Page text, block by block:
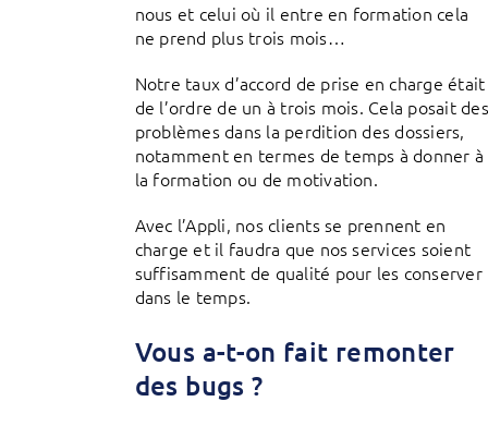
nous et celui où il entre en formation cela
ne prend plus trois mois…
Notre taux d’accord de prise en charge était
de l’ordre de un à trois mois. Cela posait des
problèmes dans la perdition des dossiers,
notamment en termes de temps à donner à
la formation ou de motivation.
Avec l’Appli, nos clients se prennent en
charge et il faudra que nos services soient
suffisamment de qualité pour les conserver
dans le temps.
Vous a-t-on fait remonter
des bugs ?